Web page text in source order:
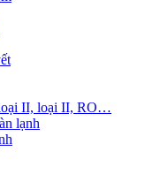
II, loại II, RO…
lạnh